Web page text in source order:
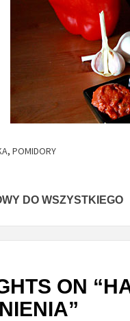
, POMIDORY
DO WSZYSTKIEGO
ON “
”